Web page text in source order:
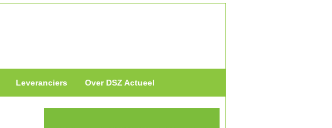
Leveranciers Over DSZ Actueel